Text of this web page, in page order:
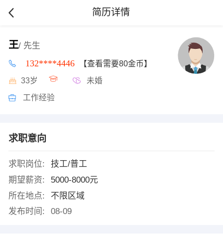
简历详情
王/ 先生
132****4446 【查看需要80金币】
33岁 未婚
工作经验
求职意向
求职岗位:
技工/普工
期望薪资:
5000-8000元
所在地点:
不限区域
发布时间:
08-09